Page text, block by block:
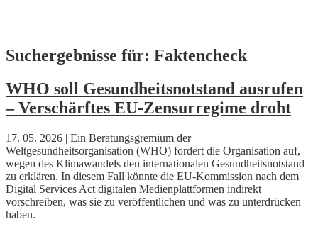
Skip
to
Suchergebnisse für: Faktencheck
WHO soll Gesundheitsnotstand ausrufen
– Verschärftes EU-Zensurregime droht
17. 05. 2026 | Ein Beratungsgremium der
Weltgesundheitsorganisation (WHO) fordert die Organisation auf,
wegen des Klimawandels den internationalen Gesundheitsnotstand
zu erklären. In diesem Fall könnte die EU-Kommission nach dem
Digital Services Act digitalen Medienplattformen indirekt
vorschreiben, was sie zu veröffentlichen und was zu unterdrücken
haben.